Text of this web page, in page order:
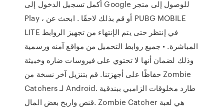
أكمل تسجيل الدخول إلى Google للوصول إلى متجر
Play ، أو قم بذلك لاحقًا . ابحث عن PUBG MOBILE
LITE في إنتظر حتى يتم الإنتهاء من تجهيز الروابط
المباشرة. • جميع روابط التحميل من مواقع آمنه ورسمية
وذلك لضمان أنها لا تحتوي على فيروسات ضاره وخبيثة
حفاظًا على أجهزتنا. قم بتنزيل آخر نسخة من Zombie
Catchers لـ Android. طارد مخلوقات الزامبي ببندقية
قنص واربح بعض المال. Zombie Catcher هي لعبة